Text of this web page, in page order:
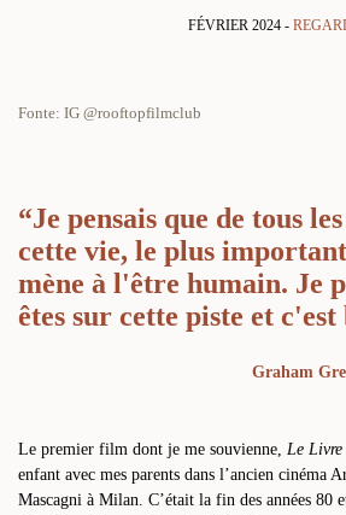
FÉVRIER 2024 -
Fonte: IG @rooftopfilmclub
“Je pensais que de tous
cette vie, le plus
mène à l'être humain. Je
êtes sur cette piste et c'est
Graham
Le premier film dont je me souvienne, Le
enfant avec mes parents dans l’ancien cinéma
Mascagni à Milan. C’était la fin des années 80